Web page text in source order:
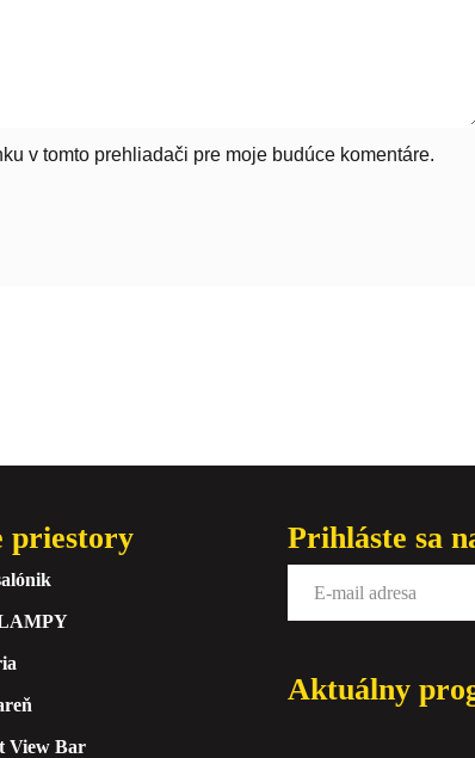
v tomto prehliadači pre moje budúce komentáre.
priestory
View Bar
Prihláste sa
Aktuálny